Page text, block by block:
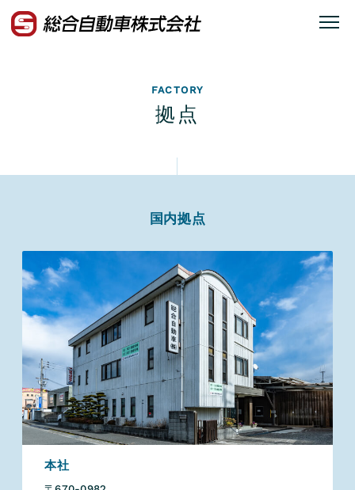
FACTORY
拠点
国内拠点
本社